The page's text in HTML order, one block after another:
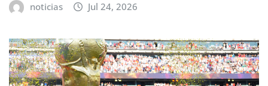
noticias Jul 24, 2026